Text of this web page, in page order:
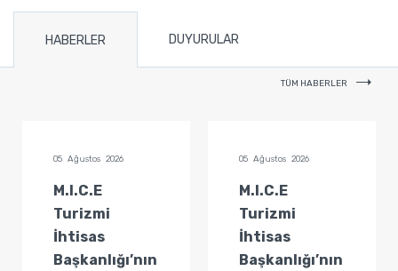
HABERLER DUYURULAR
TÜM HABERLER
05 Ağustos 2026
M.I.C.E
Turizmi
İhtisas
Başkanlığı’nın
05 Ağustos 2026
M.I.C.E
Turizmi
İhtisas
Başkanlığı’nın